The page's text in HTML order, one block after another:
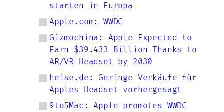
starten in Europa
Apple.com: WWDC
Gizmochina: Apple Expected to
Earn $39.433 Billion Thanks to
AR/VR Headset by 2030
heise.de: Geringe Verkäufe für
Apples Headset vorhergesagt
9to5Mac: Apple promotes WWDC